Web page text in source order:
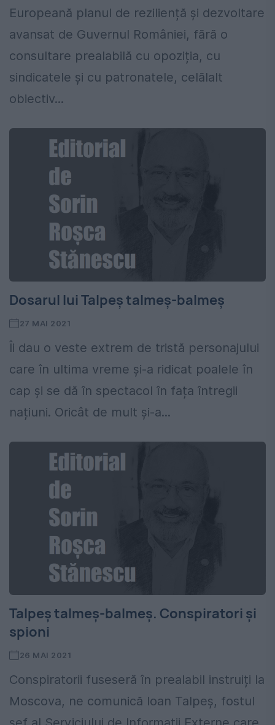
Europeană planul de reziliență și dezvoltare
avansat de Guvernul României, fără o
consultare prealabilă cu opoziția, cu
sindicatele și cu patronatele, celălalt
obiectiv...
Dosarul lui Talpeș talmeș-balmeș
27 MAI 2021
Îi dau o veste extrem de tristă personajului
care în ultima vreme și-a ridicat poalele în
cap și se dă în spectacol în fața întregii
națiuni. Oricât de mult și-a...
Talpeș talmeș-balmeș. Conspiratori și
spioni
26 MAI 2021
Conspiratorii fuseseră în prealabil instruiți la
Moscova, ne comunică Ioan Talpeș, fostul